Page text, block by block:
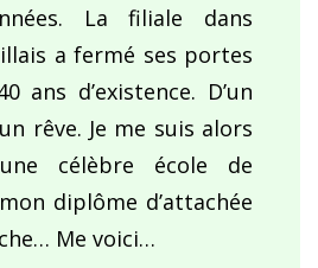
La filiale dans
a fermé ses portes
ans d’existence. D’un
rêve. Je me suis alors
célèbre école de
diplôme d’attachée
Me voici…